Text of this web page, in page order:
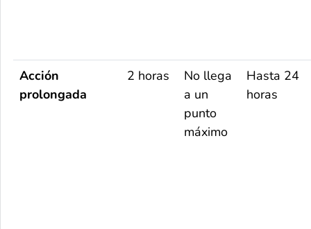
Acción
prolongada
2 horas
No llega
a un
punto
máximo
Hasta 24
horas